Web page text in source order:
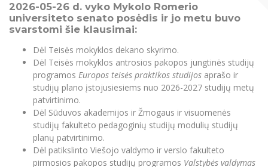
Studentų organizacijos
Studentų namai
Estetinis ugdymas
Pramoginių šokių kolektyvas ,,Bolero”
Universiteto teatras
MRU pop vokalinis ansamblis (vadovas Artūras
Novikas)
MRU merginų choras
Dokumentai reglamentuojantys studijas
Neformaliuoju ir (ar) savišvietos būdu įgytų
kompetencijų vertinimas ir pripažinimas
Studijų organizavimas
Studijų programos
Studentams
Erasmus+ mobilumas studijoms (SMS)
Erasmus+ mobilumas praktikoms (SMP)
Kitos galimybės
Darbuotojams
Partnerystės
Azijos centras
Vilniaus Karaliaus Sedžiongo institutas
Skaitmeniniai ženkliukai
Karjeros centras
Emocinė gerovė
Mokslininkų profiliai "CRIS"
Tarptautinių ekspertų tinklas
Atitikties mokslinių tyrimų etikai komitetas
Mokslo laboratorijos
Žmogaus, aplinkos ir technologijų (HET)
Rektorės žodis
Struktūra
Reitingai
Universiteto garbės nariai
Veiklos dokumentai
Akademinė etika
Teisės mokykla
Viešojo saugumo akademija
Žmogaus ir visuomenės studijų fakultetas
Viešojo valdymo ir verslo fakultetas
Sūduvos akademija
Pranešimai spaudai
Ekspertų sąrašas
Renginių kalendorius
Tinklalaidės
Bakalauro studijos
Magistrantūros studijos
2026-05-26 d. vyko Mykolo Romerio
universiteto senato posėdis ir jo metu buvo
svarstomi šie klausimai:
Dėl Teisės mokyklos dekano skyrimo.
Dėl Teisės mokyklos antrosios pakopos jungtinės studijų
programos Europos teisės praktikos studijos aprašo ir
studijų plano įstojusiesiems nuo 2026-2027 studijų metų
patvirtinimo.
Dėl Sūduvos akademijos ir Žmogaus ir visuomenės
studijų fakulteto pedagoginių studijų modulių studijų
planų patvirtinimo.
Dėl patikslinto Viešojo valdymo ir verslo fakulteto
pirmosios pakopos studijų programos Valstybės valdymas